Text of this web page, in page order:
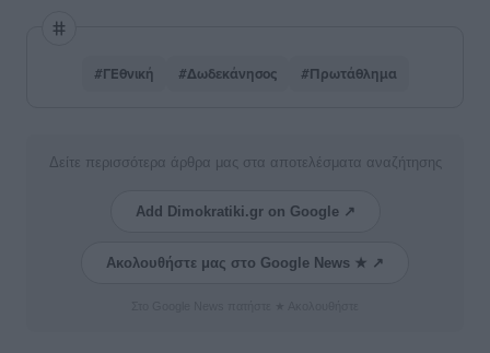
#ΓΕθνική #Δωδεκάνησος #Πρωτάθλημα
Δείτε περισσότερα άρθρα μας στα αποτελέσματα αναζήτησης
Add Dimokratiki.gr on Google ↗
Ακολουθήστε μας στο Google News ★ ↗